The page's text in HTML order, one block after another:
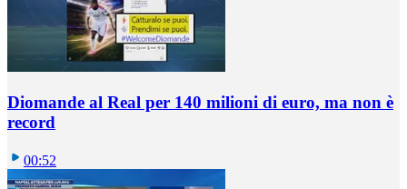
Diomande al Real per 140 milioni di euro, ma non è
record
00:52